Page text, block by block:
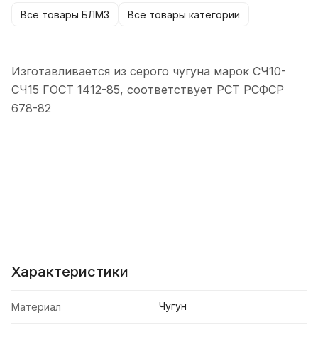
Все товары БЛМЗ Все товары категории
Изготавливается из серого чугуна марок СЧ10-
СЧ15 ГОСТ 1412-85, соответствует РСТ РСФСР
678-82
Характеристики
Материал Чугун